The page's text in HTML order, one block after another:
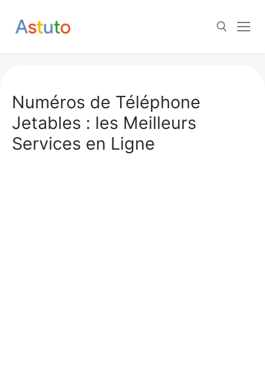
Numéros de Téléphone
Jetables : les Meilleurs
Services en Ligne